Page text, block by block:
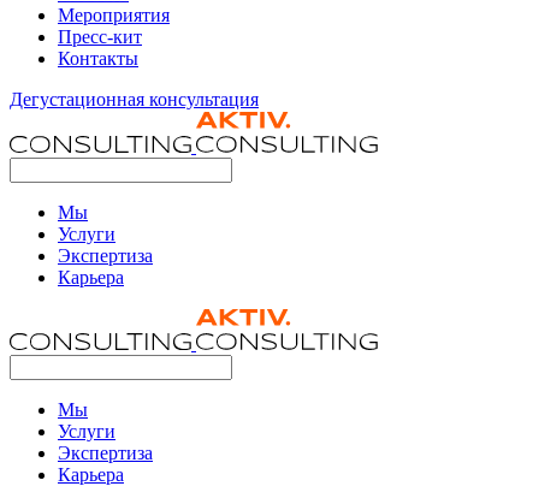
Мероприятия
Пресс-кит
Контакты
Дегустационная консультация
Мы
Услуги
Экспертиза
Карьера
Мы
Услуги
Экспертиза
Карьера